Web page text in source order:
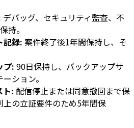
デバッグ、セキュリティ監査、不
持。
記録: 案件終了後1年間保持し、そ
プ: 90日保持し、バックアップサ
ション。
ト: 配信停止または同意撤回まで保
の立証要件のため5年間保